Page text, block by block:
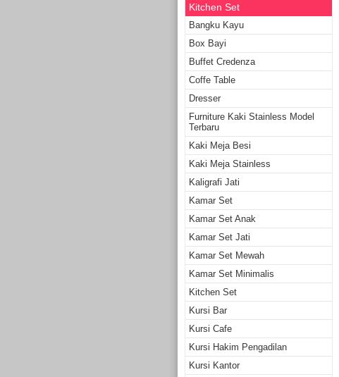
Kitchen Set
Bangku Kayu
Box Bayi
Buffet Credenza
Coffe Table
Dresser
Furniture Kaki Stainless Model
Terbaru
Kaki Meja Besi
Kaki Meja Stainless
Kaligrafi Jati
Kamar Set
Kamar Set Anak
Kamar Set Jati
Kamar Set Mewah
Kamar Set Minimalis
Kitchen Set
Kursi Bar
Kursi Cafe
Kursi Hakim Pengadilan
Kursi Kantor